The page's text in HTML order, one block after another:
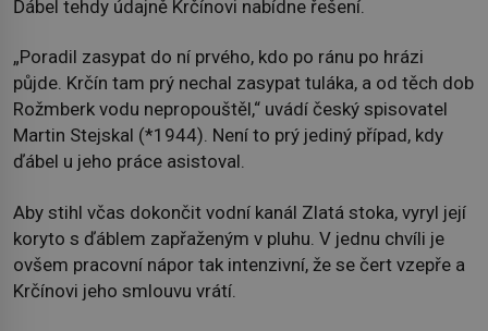
Ďábel tehdy údajně Krčínovi nabídne řešení.
„Poradil zasypat do ní prvého, kdo po ránu po hrázi
půjde. Krčín tam prý nechal zasypat tuláka, a od těch dob
Rožmberk vodu nepropouštěl,“ uvádí český spisovatel
Martin Stejskal (*1944). Není to prý jediný případ, kdy
ďábel u jeho práce asistoval.
Aby stihl včas dokončit vodní kanál Zlatá stoka, vyryl její
koryto s ďáblem zapřaženým v pluhu. V jednu chvíli je
ovšem pracovní nápor tak intenzivní, že se čert vzepře a
Krčínovi jeho smlouvu vrátí.